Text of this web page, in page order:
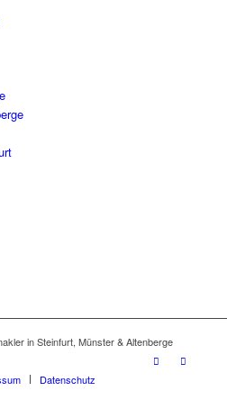
in Steinfurt, Münster & Altenberge
Datenschutz